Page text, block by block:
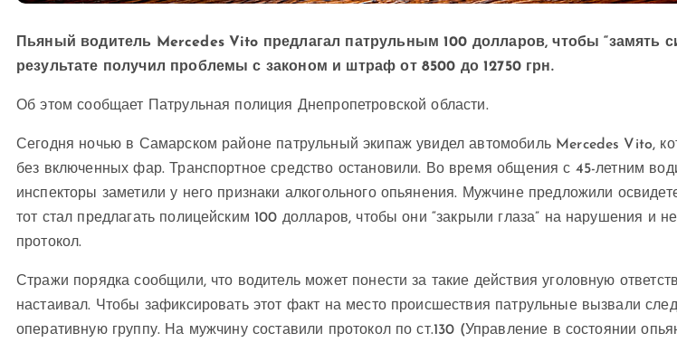
Пьяный водитель Mercedes Vito предлагал патрульным 100 долларов, чтобы “замять
результате получил проблемы с законом и штраф от 8500 до 12750 грн.
Об этом сообщает Патрульная полиция Днепропетровской области.
Сегодня ночью в Самарском районе патрульный экипаж увидел автомобиль Mercedes Vito,
без включенных фар. Транспортное средство остановили. Во время общения с 45-летним
инспекторы заметили у него признаки алкогольного опьянения. Мужчине предложили
тот стал предлагать полицейским 100 долларов, чтобы они “закрыли глаза” на нарушения и
протокол.
Стражи порядка сообщили, что водитель может понести за такие действия уголовную
настаивал. Чтобы зафиксировать этот факт на место происшествия патрульные вызвали
оперативную группу. На мужчину составили протокол по ст.130 (Управление в состоянии